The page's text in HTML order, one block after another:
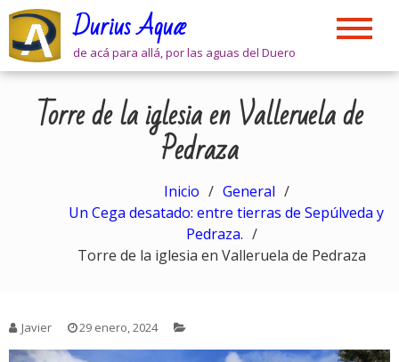
Skip
content
Durius Aquæ
de acá para allá, por las aguas del Duero
Torre de la iglesia en Valleruela de
Pedraza
Inicio
General
Un Cega desatado: entre tierras de Sepúlveda y
Pedraza.
Torre de la iglesia en Valleruela de Pedraza
Javier 29 enero, 2024